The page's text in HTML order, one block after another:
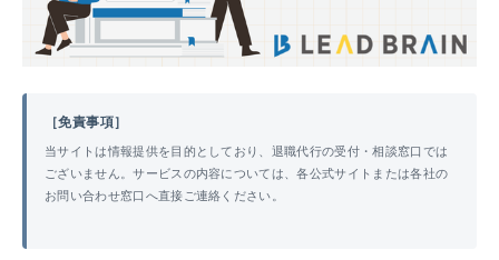
［免責事項］
当サイトは情報提供を目的としており、退職代行の受付・相談窓口では
ございません。サービスの内容については、各公式サイトまたは各社の
お問い合わせ窓口へ直接ご連絡ください。